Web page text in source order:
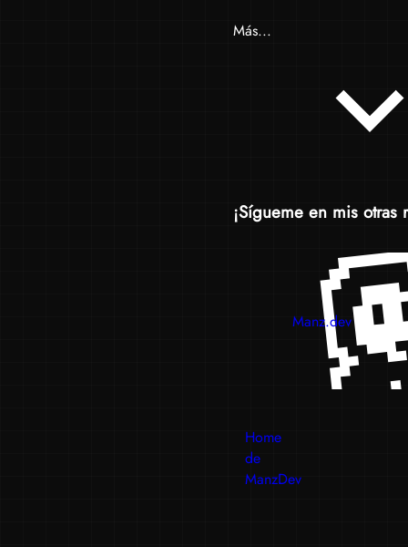
Más...
¡Sígueme en mis otras
Manz.dev
Home
de
ManzDev